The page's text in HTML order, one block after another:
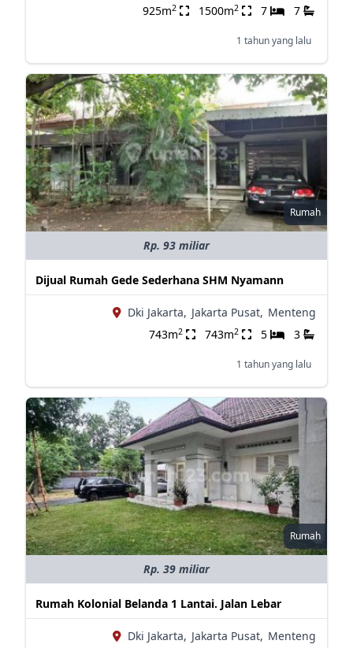
925m2 1500m2 7 7
1 tahun yang lalu
Rumah
Rp. 93 miliar
Dijual Rumah Gede Sederhana SHM Nyamann
Dki Jakarta, Jakarta Pusat, Menteng
743m2 743m2 5 3
1 tahun yang lalu
Rumah
Rp. 39 miliar
Rumah Kolonial Belanda 1 Lantai. Jalan Lebar
Dki Jakarta, Jakarta Pusat, Menteng